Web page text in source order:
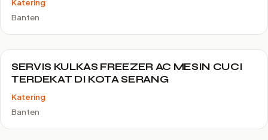
Katering
Banten
SERVIS KULKAS FREEZER AC MESIN CUCI
TERDEKAT DI KOTA SERANG
Katering
Banten